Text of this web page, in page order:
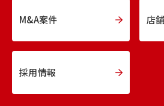
M&A案件 店
採用情報